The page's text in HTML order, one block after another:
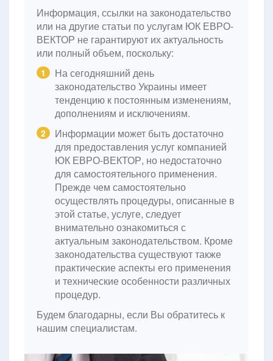
Информация, ссылки на законодательство
или на другие статьи по услугам ЮК ЕВРО-
ВЕКТОР не гарантируют их актуальность
или полный объем, поскольку:
1
На сегодняшний день
законодательство Украины имеет
тенденцию к постоянным изменениям,
дополнениям и исключениям.
2
Информации может быть достаточно
для предоставления услуг компанией
ЮК ЕВРО-ВЕКТОР, но недостаточно
для самостоятельного применения.
Прежде чем самостоятельно
осуществлять процедуры, описанные в
этой статье, услуге, следует
внимательно ознакомиться с
актуальным законодательством. Кроме
законодательства существуют также
практические аспекты его применения
и технические особенности различных
процедур.
Будем благодарны, если Вы обратитесь к
нашим специалистам.